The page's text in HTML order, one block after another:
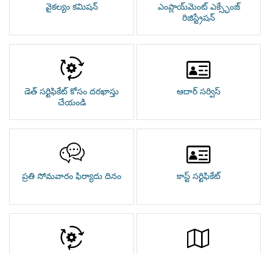
వైకల్యం కమిషన్
ఎంప్లాయ్‌మెంట్ ఎక్స్ఛేంజ్
రిజిస్ట్రేషన్
డెత్ సర్టిఫికేట్ కోసం దరఖాస్తు
చేయండి
ఆదార్ సర్విస్
ప్రతి సోమవారం ఫిర్యాదు దినం కాస్ట్ సర్టిఫికేట్